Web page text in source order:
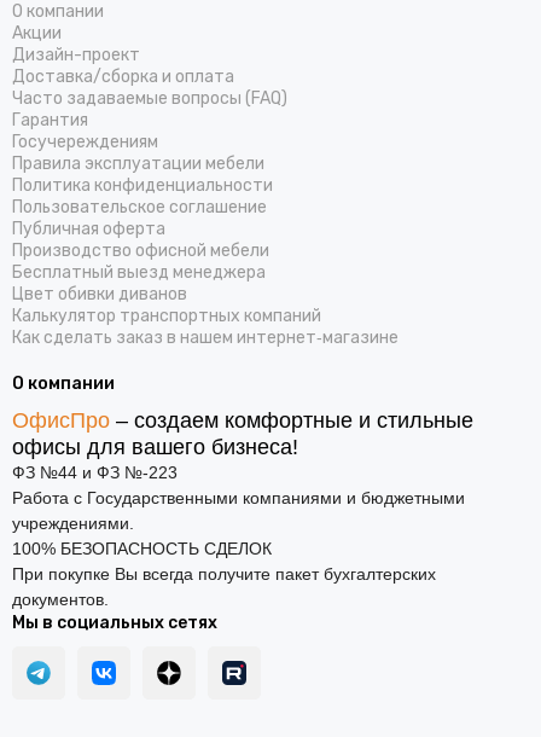
О компании
Акции
Дизайн-проект
Доставка/cборка и оплата
Часто задаваемые вопросы (FAQ)
Гарантия
Госучереждениям
Правила эксплуатации мебели
Политика конфиденциальности
Пользовательское соглашение
Публичная оферта
Производство офисной мебели
Бесплатный выезд менеджера
Цвет обивки диванов
Калькулятор транспортных компаний
Как сделать заказ в нашем интернет‑магазине
О компании
ОфисПро – создаем комфортные и стильные
офисы для вашего бизнеса!
ФЗ №44 и ФЗ №-223
Работа с Государственными компаниями и бюджетными
учреждениями.
100% БЕЗОПАСНОСТЬ СДЕЛОК
При покупке Вы всегда получите пакет бухгалтерских
документов.
Мы в социальных сетях